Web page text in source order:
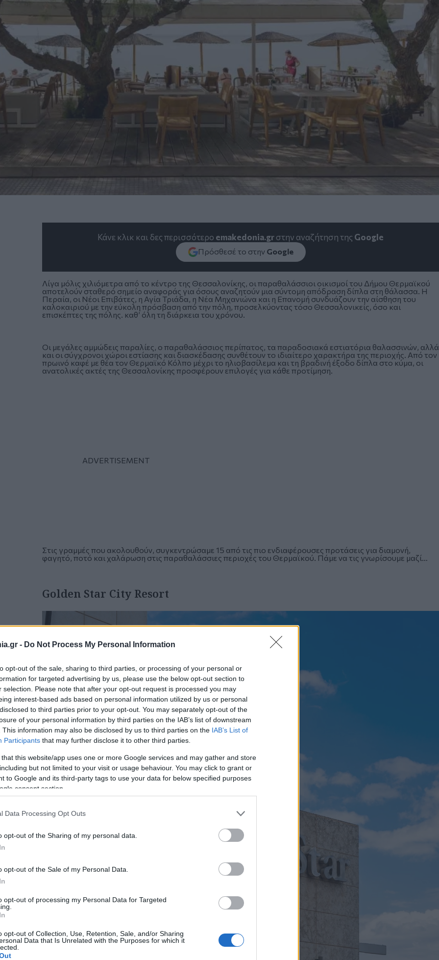
- Do Not Process My Personal Information
opt-out of the sale, sharing to third parties, or processing of your personal or
for targeted advertising by us, please use the below opt-out section to
selection. Please note that after your opt-out request is processed you may
interest-based ads based on personal information utilized by us or personal
to third parties prior to your opt-out. You may separately opt-out of the
of your personal information by third parties on the IAB’s list of downstream
This information may also be disclosed by us to third parties on the IAB’s List of
Participants that may further disclose it to other third parties.
that this website/app uses one or more Google services and may gather and store
but not limited to your visit or usage behaviour. You may click to grant or
to Google and its third-party tags to use your data for below specified purposes
consent section.
Data Processing Opt Outs
opt-out of the Sharing of my personal data.
opt-out of the Sale of my Personal Data.
opt-out of processing my Personal Data for Targeted
opt-out of Collection, Use, Retention, Sale, and/or Sharing
Data that Is Unrelated with the Purposes for which it
Κάνε κλικ και δες περισσότερο emakedonia.grστην αναζήτηση της Google
Πρόσθεσέ το στην Google
Λίγα μόλις χιλιόμετρα από το κέντρο της Θεσσαλονίκης, οι παραθαλάσσιοι οικισμοί του Δήμου Θερμαϊκού
αποτελούν σταθερό σημείο αναφοράς για όσους αναζητούν μια σύντομη απόδραση δίπλα στη θάλασσα. Η
Περαία, οι Νέοι Επιβάτες, η Αγία Τριάδα, η Νέα Μηχανιώνα και η Επανομή συνδυάζουν την αίσθηση του
καλοκαιριού με την εύκολη πρόσβαση από την πόλη, προσελκύοντας τόσο Θεσσαλονικείς, όσο και
επισκέπτες της πόλης. καθ’ όλη τη διάρκεια του χρόνου.
Οι μεγάλες αμμώδεις παραλίες, ο παραθαλάσσιος περίπατος, τα παραδοσιακά εστιατόρια θαλασσινών, αλλά
και οι σύγχρονοι χώροι εστίασης και διασκέδασης συνθέτουν το ιδιαίτερο χαρακτήρα της περιοχής. Από τον
πρωινό καφέ με θέα τον Θερμαϊκό Κόλπο μέχρι το ηλιοβασίλεμα και τη βραδινή έξοδο δίπλα στο κύμα, οι
ανατολικές ακτές της Θεσσαλονίκης προσφέρουν επιλογές για κάθε προτίμηση.
Στις γραμμές που ακολουθούν, συγκεντρώσαμε 15 από τις πιο ενδιαφέρουσες προτάσεις για διαμονή,
φαγητό, ποτό και χαλάρωση στις παραθαλάσσιες περιοχές του Θερμαϊκού. Πάμε να τις γνωρίσουμε μαζί…
Golden Star City Resort